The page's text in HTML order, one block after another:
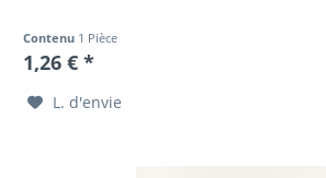
Contenu 1 Pièce
1,26 € *
L. d'envie